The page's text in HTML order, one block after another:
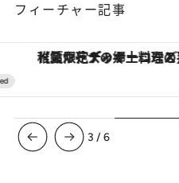
フィーチャー記事
【夏限定ディナーコース】旬を迎える稚鮎や花ズッキーニなどをイタリ
3 /6